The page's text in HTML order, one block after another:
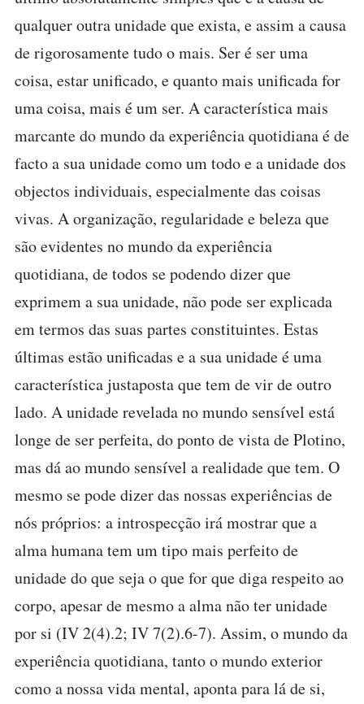
qualquer outra unidade que exista, e assim a causa
de rigorosamente tudo o mais. Ser é ser uma
coisa, estar unificado, e quanto mais unificada for
uma coisa, mais é um ser. A característica mais
marcante do mundo da experiência quotidiana é de
facto a sua unidade como um todo e a unidade dos
objectos individuais, especialmente das coisas
vivas. A organização, regularidade e beleza que
são evidentes no mundo da experiência
quotidiana, de todos se podendo dizer que
exprimem a sua unidade, não pode ser explicada
em termos das suas partes constituintes. Estas
últimas estão unificadas e a sua unidade é uma
característica justaposta que tem de vir de outro
lado. A unidade revelada no mundo sensível está
longe de ser perfeita, do ponto de vista de Plotino,
mas dá ao mundo sensível a realidade que tem. O
mesmo se pode dizer das nossas experiências de
nós próprios: a introspecção irá mostrar que a
alma humana tem um tipo mais perfeito de
unidade do que seja o que for que diga respeito ao
corpo, apesar de mesmo a alma não ter unidade
por si (IV 2(4).2; IV 7(2).6-7). Assim, o mundo da
experiência quotidiana, tanto o mundo exterior
como a nossa vida mental, aponta para lá de si,